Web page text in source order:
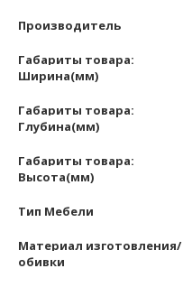
Производитель
Габариты товара:
Ширина(мм)
Габариты товара:
Глубина(мм)
Габариты товара:
Высота(мм)
Тип Мебели
Материал изготовления/
обивки